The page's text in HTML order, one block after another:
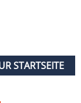
STARTSEITE